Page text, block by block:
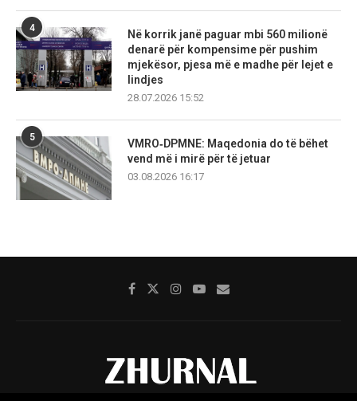
4
Në korrik janë paguar mbi 560 milionë
denarë për kompensime për pushim
mjekësor, pjesa më e madhe për lejet e
lindjes
28.07.2026 15:52
5
VMRO‑DPMNE: Maqedonia do të bëhet
vend më i mirë për të jetuar
03.08.2026 16:17